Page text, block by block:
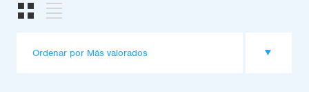
Ordenar por Más valorados